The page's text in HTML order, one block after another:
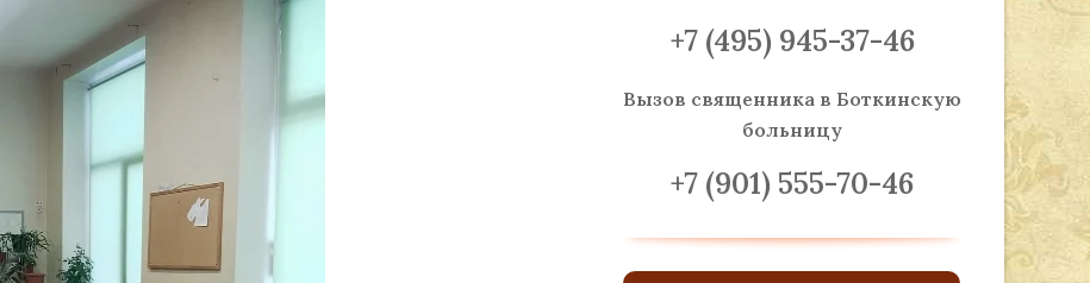
+7 (495) 945-37-46
Вызов священника в Боткинскую
больницу
+7 (901) 555-70-46